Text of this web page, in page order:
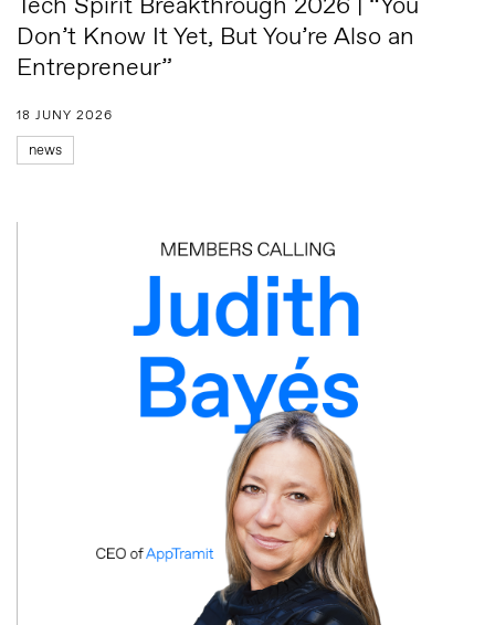
Tech Spirit Breakthrough 2026 | “You
Don’t Know It Yet, But You’re Also an
Entrepreneur”
18 JUNY 2026
news